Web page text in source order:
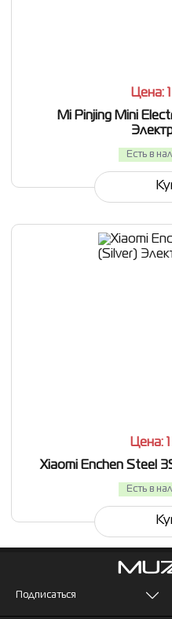
Цена:
Mi Pinjing Mini
Есть в
Цена:
Xiaomi Enchen Steel
Есть в
Подписаться